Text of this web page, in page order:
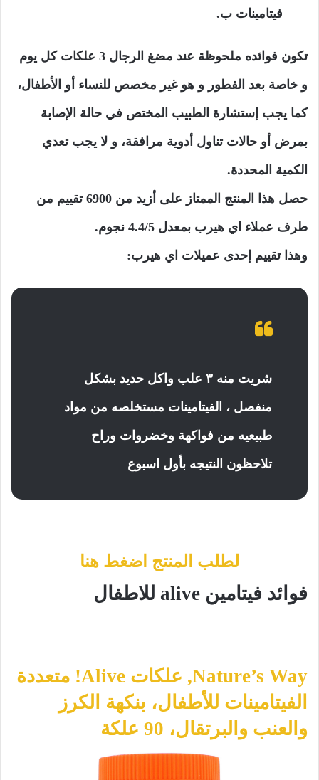
فيتامينات ب.
تكون فوائده ملحوظة عند مضغ الرجال 3 علكات كل يوم
و خاصة بعد الفطور و هو غير مخصص للنساء أو الأطفال،
كما يجب إستشارة الطبيب المختص في حالة الإصابة
بمرض أو حالات تناول أدوية مرافقة، و لا يجب تعدي
الكمية المحددة.
حصل هذا المنتج الممتاز على أزيد من 6900 تقييم من
طرف عملاء اي هيرب بمعدل 4.4/5 نجوم.
وهذا تقييم إحدى عميلات اي هيرب:
شريت منه ٣ علب واكل حديد بشكل
منفصل ، الفيتامينات مستخلصه من مواد
طبيعيه من فواكهة وخضروات وراح
تلاحظون النتيجه بأول اسبوع
لطلب المنتج اضغط هنا
فوائد فيتامين alive للاطفال
Nature’s Way‏, علكات Alive! متعددة
الفيتامينات للأطفال، بنكهة الكرز
والعنب والبرتقال، 90 علكة